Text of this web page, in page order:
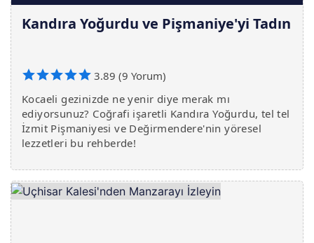
Kandıra Yoğurdu ve Pişmaniye'yi Tadın
3.89 (9 Yorum)
Kocaeli gezinizde ne yenir diye merak mı
ediyorsunuz? Coğrafi işaretli Kandıra Yoğurdu, tel tel
İzmit Pişmaniyesi ve Değirmendere'nin yöresel
lezzetleri bu rehberde!